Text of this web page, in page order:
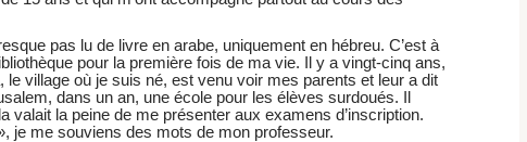
pas lu de livre en arabe, uniquement en hébreu. C’est à
pour la première fois de ma vie. Il y a vingt-cinq ans,
le village où je suis né, est venu voir mes parents et leur a dit
dans un an, une école pour les élèves surdoués. Il
valait la peine de me présenter aux examens d’inscription.
je me souviens des mots de mon professeur.